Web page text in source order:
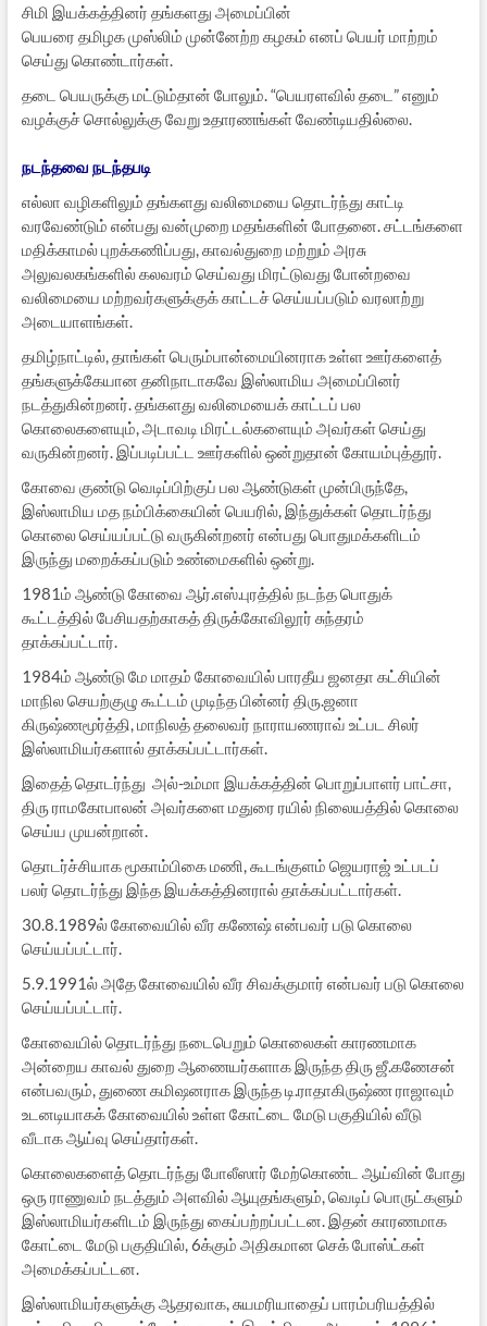
சிமி இயக்கத்தினர் தங்களது அமைப்பின்
பெயரை தமிழக முஸ்லிம் முன்னேற்ற கழகம் எனப் பெயர் மாற்றம்
செய்து கொண்டார்கள்.
தடை பெயருக்கு மட்டும்தான் போலும். “பெயரளவில் தடை” எனும்
வழக்குச் சொல்லுக்கு வேறு உதாரணங்கள் வேண்டியதில்லை.
நடந்தவை நடந்தபடி
எல்லா வழிகளிலும் தங்களது வலிமையை தொடர்ந்து காட்டி
வரவேண்டும் என்பது வன்முறை மதங்களின் போதனை. சட்டங்களை
மதிக்காமல் புறக்கணிப்பது, காவல்துறை மற்றும் அரசு
அலுவலகங்களில் கலவரம் செய்வது மிரட்டுவது போன்றவை
வலிமையை மற்றவர்களுக்குக் காட்டச் செய்யப்படும் வரலாற்று
அடையாளங்கள்.
தமிழ்நாட்டில், தாங்கள் பெரும்பான்மையினராக உள்ள ஊர்களைத்
தங்களுக்கேயான தனிநாடாகவே இஸ்லாமிய அமைப்பினர்
நடத்துகின்றனர். தங்களது வலிமையைக் காட்டப் பல
கொலைகளையும், அடாவடி மிரட்டல்களையும் அவர்கள் செய்து
வருகின்றனர். இப்படிப்பட்ட ஊர்களில் ஒன்றுதான் கோயம்புத்தூர்.
கோவை குண்டு வெடிப்பிற்குப் பல ஆண்டுகள் முன்பிருந்தே,
இஸ்லாமிய மத நம்பிக்கையின் பெயரில், இந்துக்கள் தொடர்ந்து
கொலை செய்யப்பட்டு வருகின்றனர் என்பது பொதுமக்களிடம்
இருந்து மறைக்கப்படும் உண்மைகளில் ஒன்று.
1981ம் ஆண்டு கோவை ஆர்.எஸ்.புரத்தில் நடந்த பொதுக்
கூட்டத்தில் பேசியதற்காகத் திருக்கோவிலூர் சுந்தரம்
தாக்கப்பட்டார்.
1984ம் ஆண்டு மே மாதம் கோவையில் பாரதீய ஜனதா கட்சியின்
மாநில செயற்குழு கூட்டம் முடிந்த பின்னர் திரு.ஜனா
கிருஷ்ணமூர்த்தி, மாநிலத் தலைவர் நாராயணராவ் உட்பட சிலர்
இஸ்லாமியர்களால் தாக்கப்பட்டார்கள்.
இதைத் தொடர்ந்து அல்-உம்மா இயக்கத்தின் பொறுப்பாளர் பாட்சா,
திரு ராமகோபாலன் அவர்களை மதுரை ரயில் நிலையத்தில் கொலை
செய்ய முயன்றான்.
தொடர்ச்சியாக மூகாம்பிகை மணி, கூடங்குளம் ஜெயராஜ் உட்படப்
பலர் தொடர்ந்து இந்த இயக்கத்தினரால் தாக்கப்பட்டார்கள்.
30.8.1989ல் கோவையில் வீர கணேஷ் என்பவர் படு கொலை
செய்யப்பட்டார்.
5.9.1991ல் அதே கோவையில் வீர சிவக்குமார் என்பவர் படு கொலை
செய்யப்பட்டார்.
கோவையில் தொடர்ந்து நடைபெறும் கொலைகள் காரணமாக
அன்றைய காவல் துறை ஆணையர்களாக இருந்த திரு ஜீ.கணேசன்
என்பவரும், துணை கமிஷனராக இருந்த டி.ராதாகிருஷ்ண ராஜாவும்
உடனடியாகக் கோவையில் உள்ள கோட்டை மேடு பகுதியில் வீடு
வீடாக ஆய்வு செய்தார்கள்.
கொலைகளைத் தொடர்ந்து போலீஸார் மேற்கொண்ட ஆய்வின் போது
ஒரு ராணுவம் நடத்தும் அளவில் ஆயுதங்களும், வெடிப் பொருட்களும்
இஸ்லாமியர்களிடம் இருந்து கைப்பற்றப்பட்டன. இதன் காரணமாக
கோட்டை மேடு பகுதியில், 6க்கும் அதிகமான செக் போஸ்ட்கள்
அமைக்கப்பட்டன.
இஸ்லாமியர்களுக்கு ஆதரவாக, சுயமரியாதைப் பாரம்பரியத்தில்